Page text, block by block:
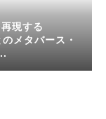
現する
メタバース・